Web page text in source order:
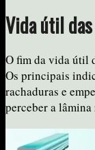
Vida útil
O fim da vida útil
Os principais
rachaduras e
perceber a